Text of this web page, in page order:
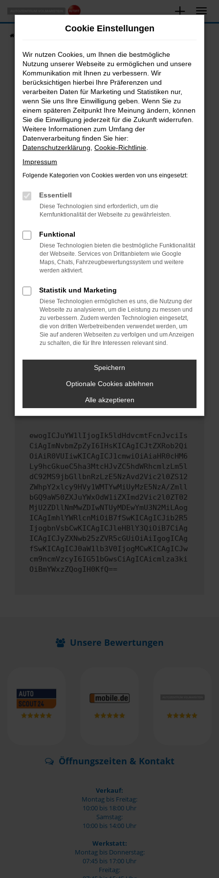
Zum
Hauptinhalt
springen
Fahrzeugsuche
Fehler: Network Error
Beim Laden ist ein Fehler aufgetreten.
Hier sind ein paar Tipps, die dir helfen können:
Überprüfe deine Firewall und deine
Internetverbindung.
Laden andere Webseiten, zum Beispiel deine
Suchmaschine?
Prüfe deine Browsererweiterungen.
können das Laden bestimmter Seiten
verhindern. Funktioniert die Seite in einem
anderen Browser oder in einem privaten
Starte dein Gerät neu.
Das kann manchmal helfen, vorübergehende
Probleme zu beheben.
Betriebssystem auf dem neuesten Stand
sind.
Veraltete Software birgt nicht nur ein
Sicherheitsrisiko, sondern kann auch dazu
führen, dass bestimmte Funktionen nicht mehr
unterstützt werden.
Wende dich an den Webseitenbetreiber.
Wenn du alle oben genannten Schritte versucht
hast, kontaktiere uns bitte. Wir werden
versuchen, das Problem zu beheben. Du kannst
uns diesen Text schicken, um uns bei der
ewogICJuYW1lIjogIk5ldHdvcmtFcnJvciIs
CiAgImNvbmZpZyI6IHsKICAgICJtZXRob2Qi
OiAiR0VUIiwKICAgICJ1cmwiOiAiaHR0cHM6
Ly9hcGkueC5ha3MtcHJvZC5hdWRhcmlzLm5l
dC92MS9jbGllbnRzLzE5NzAvd2Vic2l0ZS12
ZWhpY2xlcy9HVy1WMTYwMiUyMzE5NzA/Zmll
bGQ9aW50ZXJuYWxOdW1iZXImd2Vic2l0ZT02
MjU2ZDllNmMwZDIwNTUyMDEwYmU3N2MiLAog
ICAgImhlYWRlcnMiOiB7fSwKICAgICJib2R5
IjogbnVsbCwKICAgICJleHBlY3QiOiB7CiAg
ICAgICJyZXNwb25zZVR5cGUiOiAiIgogICAg
fSwKICAgICJ0aW1lb3V0IjogMCwKICAgICJw
cm9ncmVzcyI6IG51bGwsCiAgICAicmlza3ki
OiBmYWxzZQogIH0KfQ==
Unsere Bewertungen
Öffnungszeiten & Kontakt
Verkauf:
Montag bis Freitag:
10:00 bis 18:00 Uhr
Samstag:
10:00 bis 14:00 Uhr
Werkstatt:
Montag bis Donnerstag:
07:45 bis 17:00 Uhr
Freitag:
Cookie Einstellungen
Wir nutzen Cookies, um Ihnen die bestmögliche
Nutzung unserer Webseite zu ermöglichen und unsere
Kommunikation mit Ihnen zu verbessern. Wir
berücksichtigen hierbei Ihre Präferenzen und
verarbeiten Daten für Marketing und Statistiken nur,
wenn Sie uns Ihre Einwilligung geben. Wenn Sie zu
einem späteren Zeitpunkt Ihre Meinung ändern, können
Sie die Einwilligung jederzeit für die Zukunft widerrufen.
Weitere Informationen zum Umfang der
Datenverarbeitung finden Sie hier:
Datenschutzerklärung Cookie-Richtlinie
Impressum
Folgende Kategorien von Cookies werden von uns eingesetzt:
Essentiell
Diese Technologien sind erforderlich, um die
Kernfunktionalität der Webseite zu gewährleisten.
Funktional
Diese Technologien bieten die bestmögliche Funktionalität
der Webseite. Services von Drittanbietern wie Google
Maps, Chats, Fahrzeugbewertungssystem und weitere
werden aktiviert.
Statistik und Marketing
Diese Technologien ermöglichen es uns, die Nutzung der
Webseite zu analysieren, um die Leistung zu messen und
zu verbessern. Zudem werden Technologien eingesetzt,
die von dritten Werbetreibenden verwendet werden, um
Sie auf anderen Webseiten zu verfolgen und um Anzeigen
zu schalten, die für Ihre Interessen relevant sind.
Speichern
Optionale Cookies ablehnen
Alle akzeptieren